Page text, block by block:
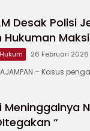
Desak Polisi
Hukuman
26 Februari 2026
– Kasus
Meninggalnya
“